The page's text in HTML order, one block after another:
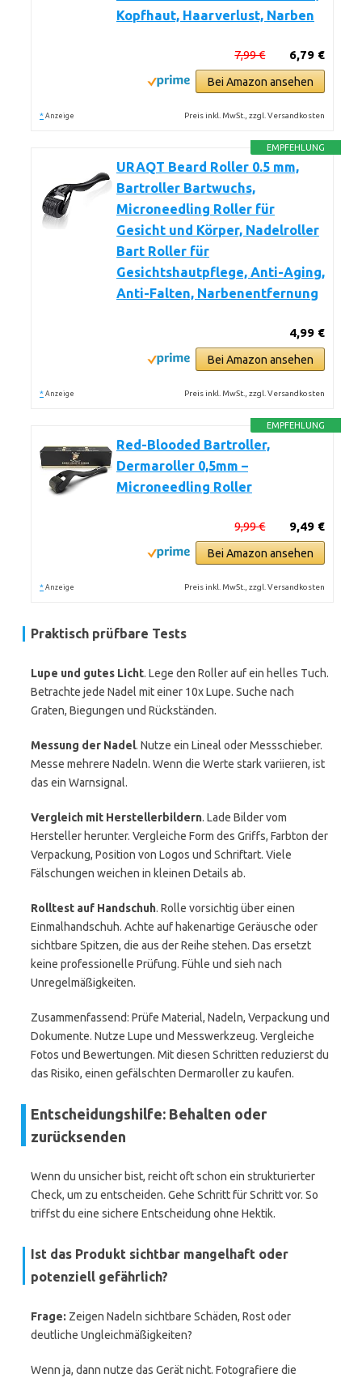
Kopfhaut, Haarverlust, Narben
6,79 €
7,99 €
Bei Amazon ansehen
* Anzeige Preis inkl. MwSt., zzgl. Versandkosten
EMPFEHLUNG
URAQT Beard Roller 0.5 mm,
Bartroller Bartwuchs,
Microneedling Roller für
Gesicht und Körper, Nadelroller
Bart Roller für
Gesichtshautpflege, Anti-Aging,
Anti-Falten, Narbenentfernung
4,99 €
Bei Amazon ansehen
* Anzeige Preis inkl. MwSt., zzgl. Versandkosten
EMPFEHLUNG
Red-Blooded Bartroller,
Dermaroller 0,5mm –
Microneedling Roller
9,49 €
9,99 €
Bei Amazon ansehen
* Anzeige Preis inkl. MwSt., zzgl. Versandkosten
Praktisch prüfbare Tests
Lupe und gutes Licht. Lege den Roller auf ein helles Tuch.
Betrachte jede Nadel mit einer 10x Lupe. Suche nach
Graten, Biegungen und Rückständen.
Messung der Nadel. Nutze ein Lineal oder Messschieber.
Messe mehrere Nadeln. Wenn die Werte stark variieren, ist
das ein Warnsignal.
Vergleich mit Herstellerbildern. Lade Bilder vom
Hersteller herunter. Vergleiche Form des Griffs, Farbton der
Verpackung, Position von Logos und Schriftart. Viele
Fälschungen weichen in kleinen Details ab.
Rolltest auf Handschuh. Rolle vorsichtig über einen
Einmalhandschuh. Achte auf hakenartige Geräusche oder
sichtbare Spitzen, die aus der Reihe stehen. Das ersetzt
keine professionelle Prüfung. Fühle und sieh nach
Unregelmäßigkeiten.
Zusammenfassend: Prüfe Material, Nadeln, Verpackung und
Dokumente. Nutze Lupe und Messwerkzeug. Vergleiche
Fotos und Bewertungen. Mit diesen Schritten reduzierst du
das Risiko, einen gefälschten Dermaroller zu kaufen.
Entscheidungshilfe: Behalten oder
zurücksenden
Wenn du unsicher bist, reicht oft schon ein strukturierter
Check, um zu entscheiden. Gehe Schritt für Schritt vor. So
triffst du eine sichere Entscheidung ohne Hektik.
Ist das Produkt sichtbar mangelhaft oder
potenziell gefährlich?
Frage: Zeigen Nadeln sichtbare Schäden, Rost oder
deutliche Ungleichmäßigkeiten?
Wenn ja, dann nutze das Gerät nicht. Fotografiere die